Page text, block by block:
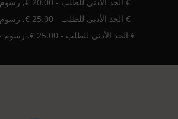
, الحد الأدنى للطلب - ‏25.00 €, رسوم - ‏3.00 €
, الحد الأدنى للطلب - ‏25.00 €, رسوم - ‏3.00 €